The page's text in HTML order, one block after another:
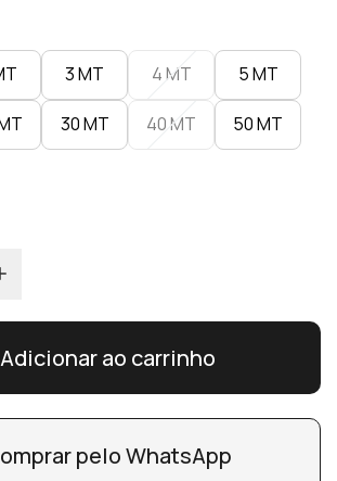
3 MT 4 MT 5 MT
30 MT 40 MT 50 MT
Adicionar ao carrinho
pelo WhatsApp